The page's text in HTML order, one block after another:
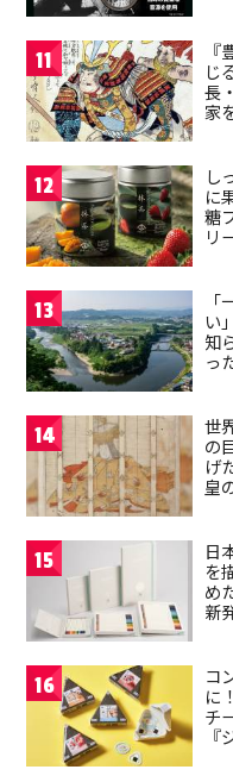
11
じ
長
家
12
し
に
糖
リ
13
い
知
っ
14
世
の
げ
皇
15
日
を
め
新
16
コ
に
チ